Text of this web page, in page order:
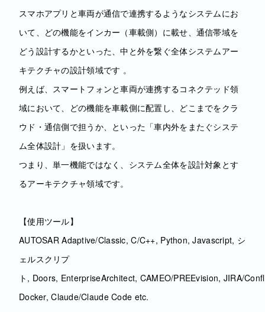
スマホアプリと車両が通信で連携するようなシステムにお
いて、どの機能をインカー（車載側）に載せ、通信帯域を
どう設計するかといった、中と外を繋ぐ全体システムアー
キテクチャの設計領域です 。
例えば、スマートフォンと車両が連携するコネクテッド領
域において、どの機能を車載側に配置し、どこまでをクラ
ウド・通信側で担うか、といった「車内外をまたぐシステ
ム全体設計」を扱います。
つまり、単一機能ではなく、システム全体を設計対象とす
るアーキテクチャ領域です。
【使用ツール】
AUTOSAR Adaptive/Classic, C/C++, Python, Javascript, シ
ェルスクリプ
ト, Doors, EnterpriseArchitect, CAMEO/PREEvision, JIRA/
Docker, Claude/Claude Code etc.